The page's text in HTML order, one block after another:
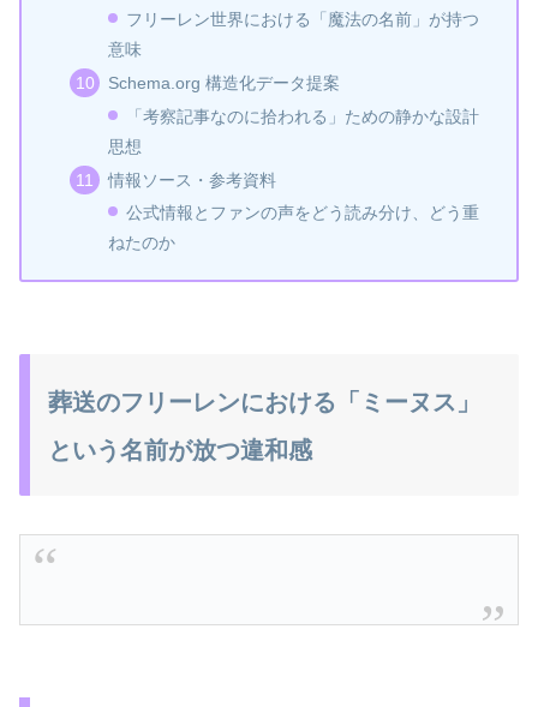
フリーレン世界における「魔法の名前」が持つ
意味
Schema.org 構造化データ提案
「考察記事なのに拾われる」ための静かな設計
思想
情報ソース・参考資料
公式情報とファンの声をどう読み分け、どう重
ねたのか
葬送のフリーレンにおける「ミーヌス」
という名前が放つ違和感